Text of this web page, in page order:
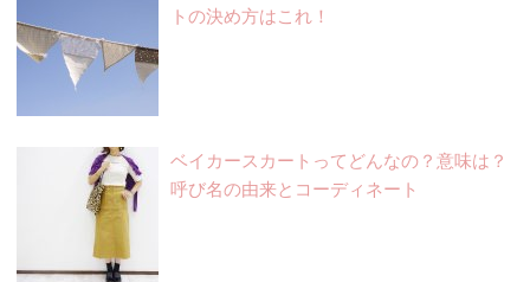
トの決め方はこれ！
ベイカースカートってどんなの？意味は？
呼び名の由来とコーディネート